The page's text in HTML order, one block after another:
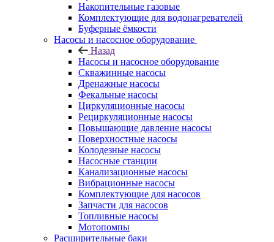
Накопительные газовые
Комплектующие для водонагревателей
Буферные ёмкости
Насосы и насосное оборудование
Назад
Насосы и насосное оборудование
Скважинные насосы
Дренажные насосы
Фекальные насосы
Циркуляционные насосы
Рециркуляционные насосы
Повышающие давление насосы
Поверхностные насосы
Колодезные насосы
Насосные станции
Канализационные насосы
Вибрационные насосы
Комплектующие для насосов
Запчасти для насосов
Топливные насосы
Мотопомпы
Расширительные баки